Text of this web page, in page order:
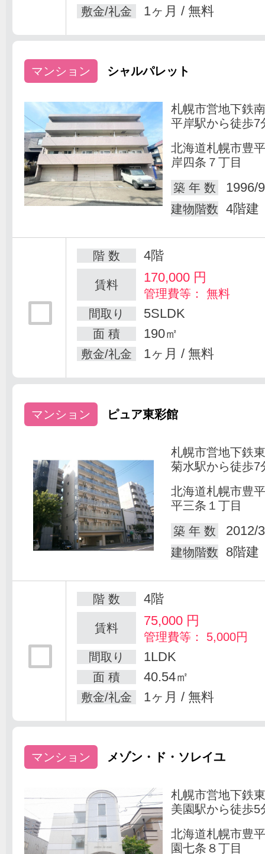
敷金/礼金 1ヶ月 / 無料
マンション シャルパレット
札幌市営地下鉄
平岸駅から徒歩7
北海道札幌市豊
岸四条７丁目
築 年 数
1996/
建物階数 4階建
階 数 4階
賃料 170,000円
管理費等： 無料
間取り
5SLDK
面 積 190㎡
敷金/礼金 1ヶ月 / 無料
マンション ピュア東彩館
札幌市営地下鉄
菊水駅から徒歩7
北海道札幌市豊
平三条１丁目
築 年 数
2012/
建物階数 8階建
階 数 4階
賃料 75,000円
管理費等： 5,000円
間取り
1LDK
面 積 40.54㎡
敷金/礼金 1ヶ月 / 無料
マンション メゾン・ド・ソレイユ
札幌市営地下鉄
美園駅から徒歩5
北海道札幌市豊
園七条８丁目